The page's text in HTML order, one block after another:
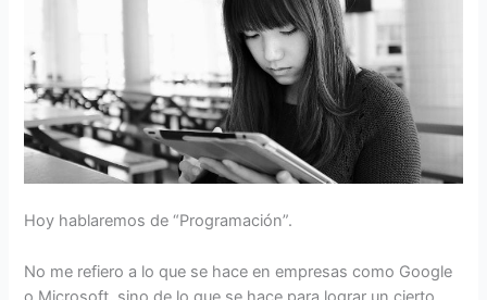
Hoy hablaremos de “Programación”.
No me refiero a lo que se hace en empresas como Google